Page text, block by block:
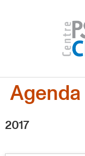
Agenda
2017